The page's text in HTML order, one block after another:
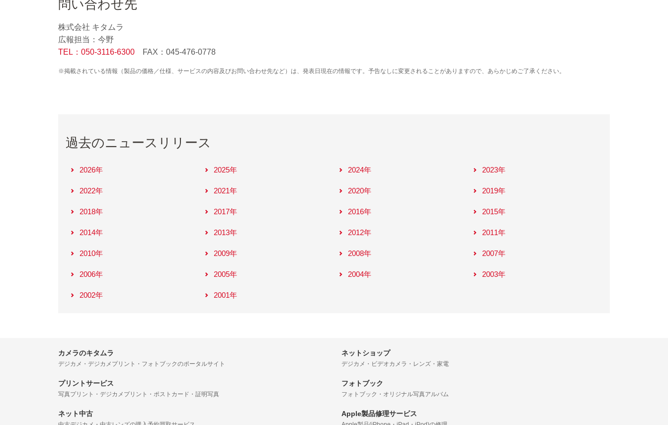
問い合わせ先
株式会社 キタムラ
広報担当：今野
TEL：050-3116-6300 FAX：045-476-0778
※掲載されている情報（製品の価格／仕様、サービスの内容及びお問い合わせ先など）は、発表日現在の情報です。予告なしに変更されることがありますので、あらかじめご了承ください。
過去のニュースリリース
2026年 2025年 2024年 2023年
2022年 2021年 2020年 2019年
2018年 2017年 2016年 2015年
2014年 2013年 2012年 2011年
2010年 2009年 2008年 2007年
2006年 2005年 2004年 2003年
2002年 2001年
カメラのキタムラ
デジカメ・デジカメプリント・フォトブックのポータルサイト
ネットショップ
デジカメ・ビデオカメラ・レンズ・家電
プリントサービス
写真プリント・デジカメプリント・ポストカード・証明写真
フォトブック
フォトブック・オリジナル写真アルバム
ネット中古 Apple製品修理サービス